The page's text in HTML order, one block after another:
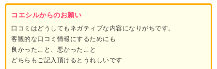
コエシルからのお願い
口コミはどうしてもネガティブな内容になりがちです。
客観的な口コミ情報にするためにも
良かったこと、悪かったこと
どちらもご記入頂けるとうれしいです